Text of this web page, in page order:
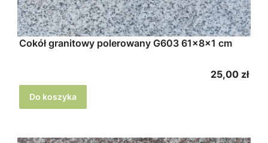
Cokół granitowy polerowany G603 61x8x1 cm
Cena
25,00 zł
Do koszyka